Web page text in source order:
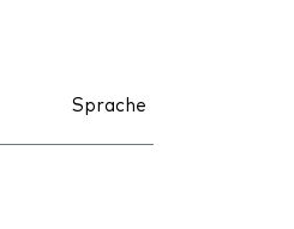
Sprache